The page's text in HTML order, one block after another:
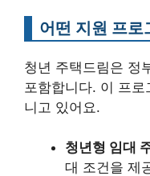
어떤 지원 프로
청년 주택드림은 정
포함합니다. 이 프
니고 있어요.
청년형 임대
대 조건을 제